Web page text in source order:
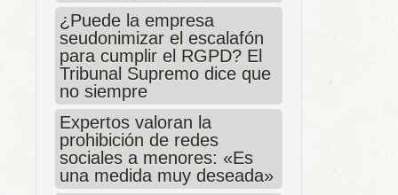
¿Puede la empresa
seudonimizar el escalafón
para cumplir el RGPD? El
Tribunal Supremo dice que
no siempre
Expertos valoran la
prohibición de redes
sociales a menores: «Es
una medida muy deseada»